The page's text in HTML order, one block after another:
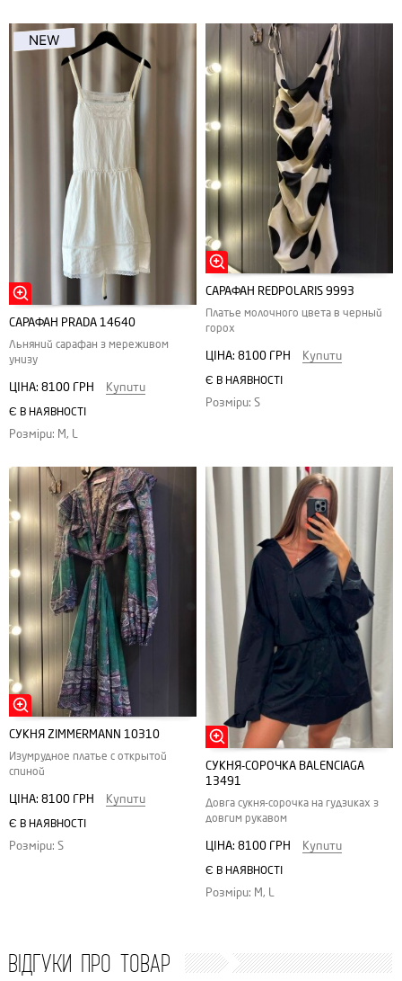
САРАФАН PRADA 14640
Льняний сарафан з мереживом
унизу
ЦІНА: 8100 ГРН Купити
Є В НАЯВНОСТІ
Розміри: M, L
САРАФАН REDPOLARIS 9993
Платье молочного цвета в черный
горох
ЦІНА: 8100 ГРН Купити
Є В НАЯВНОСТІ
Розміри: S
СУКНЯ ZIMMERMANN 10310
Изумрудное платье с открытой
спиной
ЦІНА: 8100 ГРН Купити
Є В НАЯВНОСТІ
Розміри: S
СУКНЯ-СОРОЧКА BALENCIAGA
13491
Довга сукня-сорочка на гудзиках з
довгим рукавом
ЦІНА: 8100 ГРН Купити
Є В НАЯВНОСТІ
Розміри: M, L
ВІДГУКИ ПРО ТОВАР